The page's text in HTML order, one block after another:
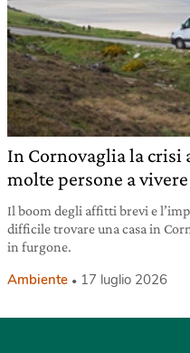
In Cornovaglia la crisi
molte persone a
Il boom degli affitti brevi e
difficile trovare una casa in
in furgone.
Ambiente 17 luglio 2026